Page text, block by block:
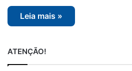
Leia mais »
ATENÇÃO!